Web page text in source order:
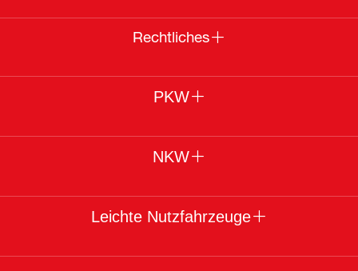
Rechtliches
PKW
NKW
Leichte Nutzfahrzeuge